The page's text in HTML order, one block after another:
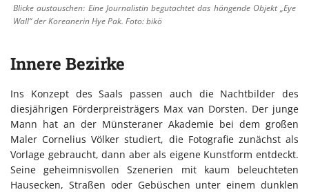
Blicke austauschen: Eine Journalistin begutachtet das hängende Objekt „Eye
Wall“ der Koreanerin Hye Pak. Foto: bikö
Innere Bezirke
Ins Konzept des Saals passen auch die Nachtbilder des
diesjährigen Förderpreisträgers Max van Dorsten. Der junge
Mann hat an der Münsteraner Akademie bei dem großen
Maler Cornelius Völker studiert, die Fotografie zunächst als
Vorlage gebraucht, dann aber als eigene Kunstform entdeckt.
Seine geheimnisvollen Szenerien mit kaum beleuchteten
Hausecken, Straßen oder Gebüschen unter einem dunklen